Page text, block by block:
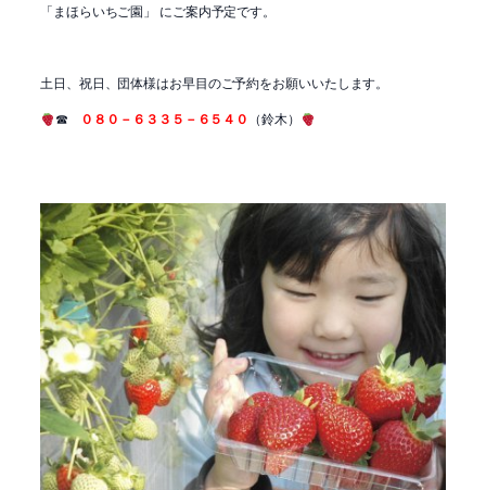
「まほらいちご園」 にご案内予定です。
土日、祝日、団体様はお早目のご予約をお願いいたします。
☎
０８０－６３３５－６５４０ （鈴木）